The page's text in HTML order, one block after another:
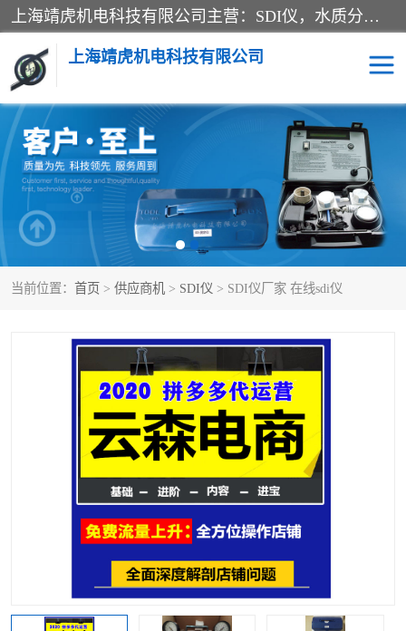
上海靖虎机电科技有限公司主营：SDI仪，水质分析仪，水质检测仪产品；上海靖虎机电科技有限公司在专业制造和研发等方面的强大的平台优势，利用自身在自动化仪表、自控系统及环保监测仪器的专长，以优良的技术，优越的产品质量和良好的服务质量与广大客户真诚合作。
上海靖虎机电科技有限公司
当前位置： 首页 > 供应商机 > SDI仪 > SDI仪厂家 在线sdi仪
SDI仪 过滤膜过滤纸
PH电导测试笔 水质分析仪
水质检测仪 电导测试笔
PH电导测试仪